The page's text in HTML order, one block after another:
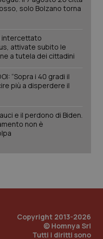
solo Bolzano torna
intercettato
attivate subito le
a tutela dei cittadini
“Sopra i 40 gradi il
più a disperdere il
e il perdono di Biden.
non è
Copyright 2013-2026
© Homnya Srl
Tutti i diritti sono
www.quotidianosanita.it